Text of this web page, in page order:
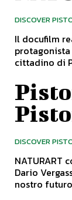
DISCOVER
Il docufilm
cittadino di
DISCOVER
NATURART compie 10 anni. Per
Dario
nostro